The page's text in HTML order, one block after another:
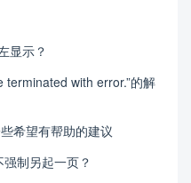
显示？
terminated with error.”的解
希望有帮助的建议
制另起一页？